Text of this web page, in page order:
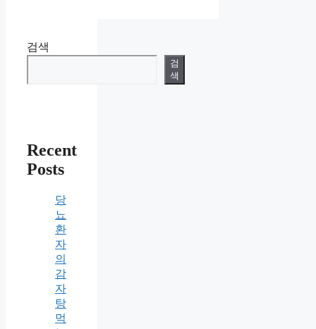
검색
검
색
Recent
Posts
당
뇨
환
자
의
감
자
탕
먹